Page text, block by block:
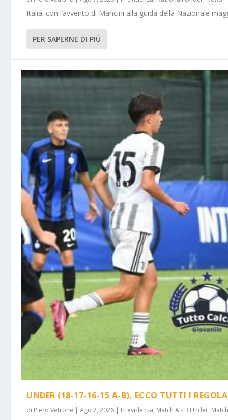
Italia: con l’avvento di Mancini alla guida della Nazionale
PER SAPERNE DI PIÙ
UNDER (18-17-16-15 A-B), ECCO TUTTI I
di Piero Vetrone |Ago 7, 2026 | In evidenza, Match A - B Under,